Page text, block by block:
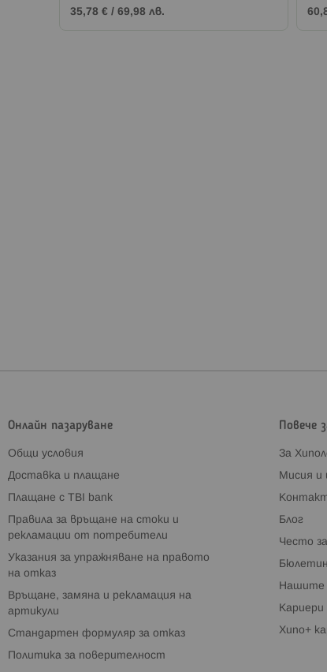
35,78 € / 69,98 лв.
Онлайн пазаруване
Общи условия
Доставка и плащане
Плащане с TBI bank
Правила за връщане на стоки и
рекламации от потребители
Указания за упражняване на правото
на отказ
Връщане, замяна и рекламация на
артикули
Стандартен формуляр за отказ
Политика за поверителност
Повече
За
Мисия и
Блог
Често
Бюлетин
Нашите
Кариери
Хипо+